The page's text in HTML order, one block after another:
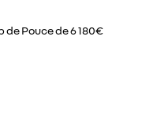
de Pouce de 6 180€